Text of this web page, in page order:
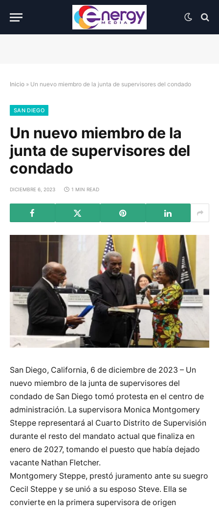
Inicio » Un nuevo miembro de la junta de supervisores del condado
SAN DIEGO
Un nuevo miembro de la
junta de supervisores del
condado
DICIEMBRE 6, 2023 1 MIN READ
San Diego, California, 6 de diciembre de 2023 – Un
nuevo miembro de la junta de supervisores del
condado de San Diego tomó protesta en el centro de
administración. La supervisora Monica Montgomery
Steppe representará al Cuarto Distrito de Supervisión
durante el resto del mandato actual que finaliza en
enero de 2027, tomando el puesto que había dejado
vacante Nathan Fletcher.
Montgomery Steppe, prestó juramento ante su suegro
Cecil Steppe y se unió a su esposo Steve. Ella se
convierte en la primera supervisora de origen